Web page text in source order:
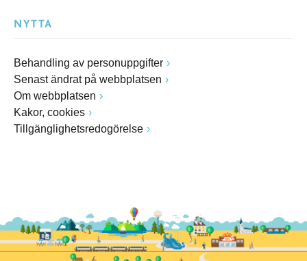
NYTTA
Behandling av personuppgifter
Senast ändrat på webbplatsen
Om webbplatsen
Kakor, cookies
Tillgänglighetsredogörelse